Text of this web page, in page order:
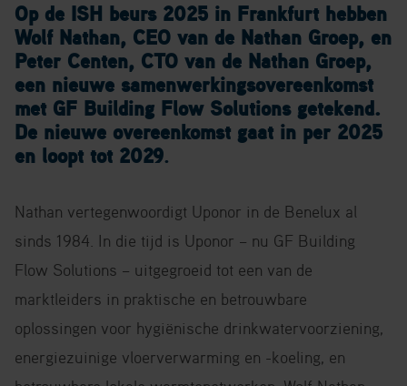
Op de ISH beurs 2025 in Frankfurt hebben
Wolf Nathan, CEO van de Nathan Groep, en
Peter Centen, CTO van de Nathan Groep,
een nieuwe samenwerkingsovereenkomst
met GF Building Flow Solutions getekend.
De nieuwe overeenkomst gaat in per 2025
en loopt tot 2029.
Nathan vertegenwoordigt Uponor in de Benelux al
sinds 1984. In die tijd is Uponor – nu GF Building
Flow Solutions – uitgegroeid tot een van de
marktleiders in praktische en betrouwbare
oplossingen voor hygiënische drinkwatervoorziening,
energiezuinige vloerverwarming en -koeling, en